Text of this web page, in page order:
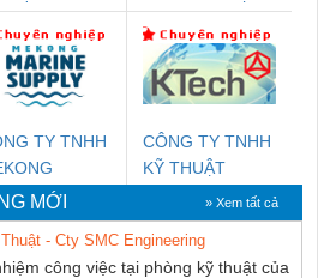
THUẬT ĐIỆN CƠ
GIA HƯNG
PHÁT
TY TNHH
CÔNG TY TNHH
KỸ THUẬT
KTECH VIỆT
NAM
MỚI » Xem tất cả
- Cty SMC Engineering
công việc tại phòng kỹ thuật của